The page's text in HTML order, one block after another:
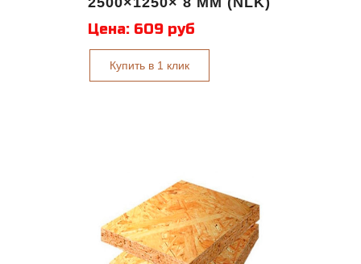
Цена: 609 руб
Купить в 1 клик